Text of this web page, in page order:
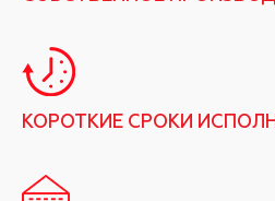
КОРОТКИЕ СРОКИ